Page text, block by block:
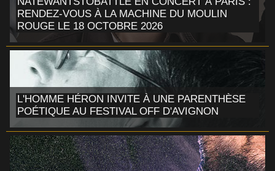
RENDEZ-VOUS À LA MACHINE DU MOULIN
ROUGE LE 18 OCTOBRE 2026
L'HOMME HÉRON INVITE À UNE PARENTHÈSE
POÉTIQUE AU FESTIVAL OFF D'AVIGNON